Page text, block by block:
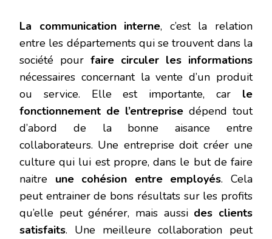
La communication interne, c’est la relation
entre les départements qui se trouvent dans la
société pour faire circuler les informations
nécessaires concernant la vente d’un produit
ou service. Elle est importante, car le
fonctionnement de l’entreprise dépend tout
d’abord de la bonne aisance entre
collaborateurs. Une entreprise doit créer une
culture qui lui est propre, dans le but de faire
naitre une cohésion entre employés. Cela
peut entrainer de bons résultats sur les profits
qu’elle peut générer, mais aussi des clients
satisfaits. Une meilleure collaboration peut